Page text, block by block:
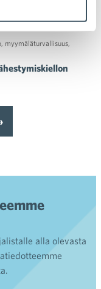
-kampanjaan
myymäläturvallisuus
alla olevasta